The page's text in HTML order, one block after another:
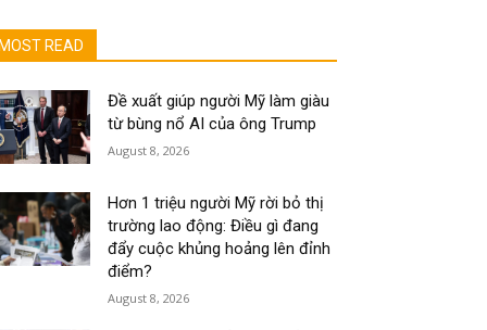
MOST READ
Đề xuất giúp người Mỹ làm giàu
từ bùng nổ AI của ông Trump
August 8, 2026
Hơn 1 triệu người Mỹ rời bỏ thị
trường lao động: Điều gì đang
đẩy cuộc khủng hoảng lên đỉnh
điểm?
August 8, 2026